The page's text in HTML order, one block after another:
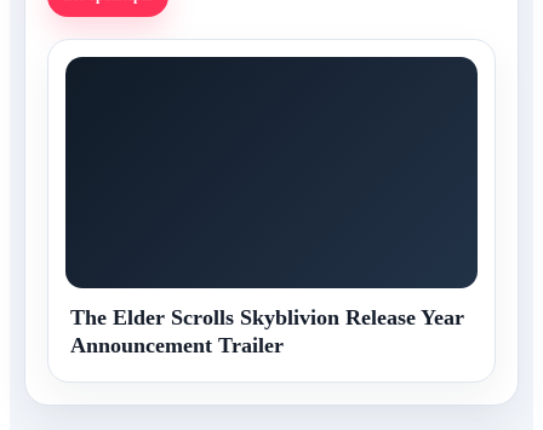
The Elder Scrolls Skyblivion Release Year
Announcement Trailer